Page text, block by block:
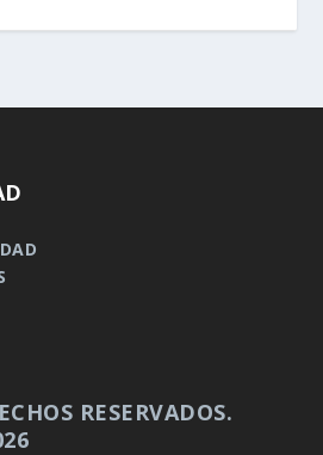
RESERVADOS.